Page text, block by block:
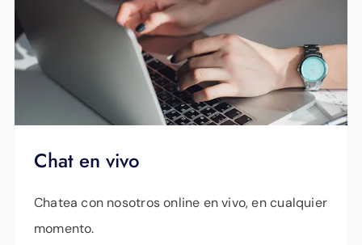
Chat en vivo
Chatea con nosotros online en vivo, en cualquier
momento.